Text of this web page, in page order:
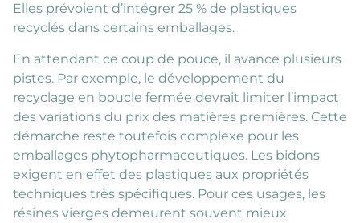
Elles prévoient d’intégrer 25 % de plastiques
recyclés dans certains emballages.
En attendant ce coup de pouce, il avance plusieurs
pistes. Par exemple, le développement du
recyclage en boucle fermée devrait limiter l’impact
des variations du prix des matières premières. Cette
démarche reste toutefois complexe pour les
emballages phytopharmaceutiques. Les bidons
exigent en effet des plastiques aux propriétés
techniques très spécifiques. Pour ces usages, les
résines vierges demeurent souvent mieux